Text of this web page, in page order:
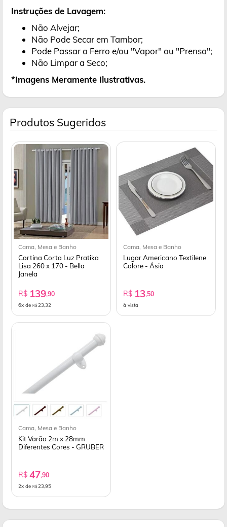
Instruções de Lavagem:
Não Alvejar;
Não Pode Secar em Tambor;
Pode Passar a Ferro e/ou "Vapor" ou "Prensa";
Não Limpar a Seco;
*Imagens Meramente Ilustrativas.
Produtos Sugeridos
Cama, Mesa e Banho
Cortina Corta Luz Pratika
Lisa 260 x 170 - Bella
Janela
R$ 139,90
6x de R$ 23,32
Cama, Mesa e Banho
Lugar Americano Textilene
Colore - Ásia
R$ 13,50
à vista
Cama, Mesa e Banho
Kit Varão 2m x 28mm
Diferentes Cores - GRUBER
R$ 47,90
2x de R$ 23,95